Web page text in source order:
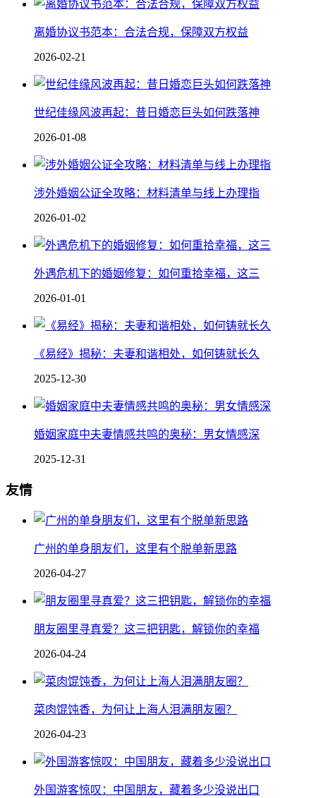
离婚协议书范本：合法合规，保障双方权益
2026-02-21
世纪佳缘风波再起：昔日婚恋巨头如何跌落神
2026-01-08
涉外婚姻公证全攻略：材料清单与线上办理指
2026-01-02
外遇危机下的婚姻修复：如何重拾幸福，这三
2026-01-01
《易经》揭秘：夫妻和谐相处，如何铸就长久
2025-12-30
婚姻家庭中夫妻情感共鸣的奥秘：男女情感深
2025-12-31
友情
广州的单身朋友们，这里有个脱单新思路
2026-04-27
朋友圈里寻真爱？这三把钥匙，解锁你的幸福
2026-04-24
菜肉馄饨香，为何让上海人泪满朋友圈？
2026-04-23
外国游客惊叹：中国朋友，藏着多少没说出口